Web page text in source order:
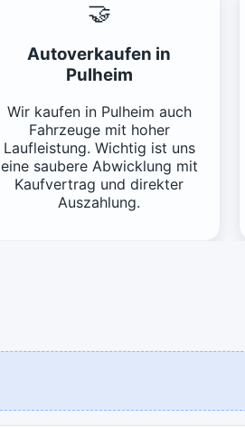
🤝
Autoverkaufen in
Pulheim
Wir kaufen in Pulheim auch
Fahrzeuge mit hoher
Laufleistung. Wichtig ist uns
eine saubere Abwicklung mit
Kaufvertrag und direkter
Auszahlung.